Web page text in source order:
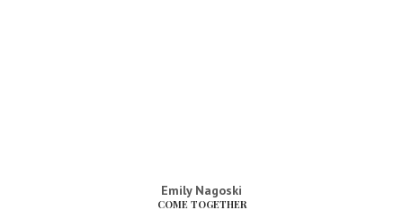
Emily Nagoski
COME TOGETHER